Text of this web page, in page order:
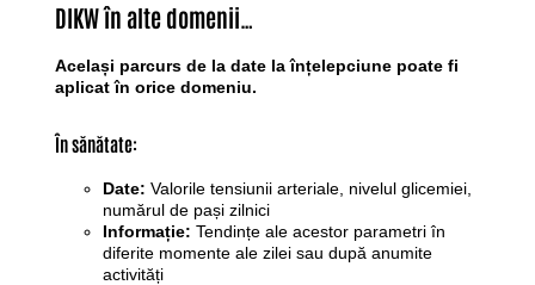
DIKW în alte domenii…
Același parcurs de la date la înțelepciune poate fi
aplicat în orice domeniu.
În sănătate:
Date: Valorile tensiunii arteriale, nivelul glicemiei,
numărul de pași zilnici
Informație: Tendințe ale acestor parametri în
diferite momente ale zilei sau după anumite
activități